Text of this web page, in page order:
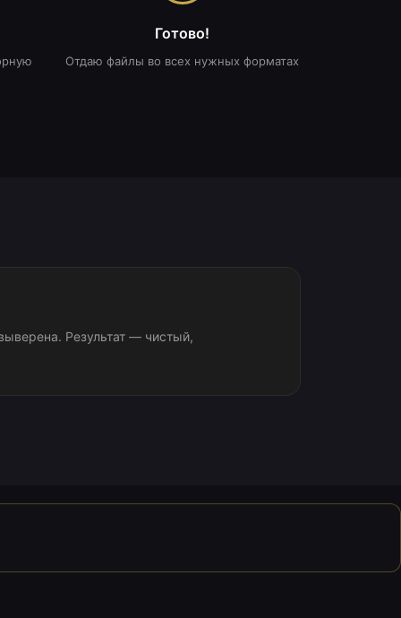
Готово!
Отдаю файлы во всех нужных форматах
Результат — чистый,